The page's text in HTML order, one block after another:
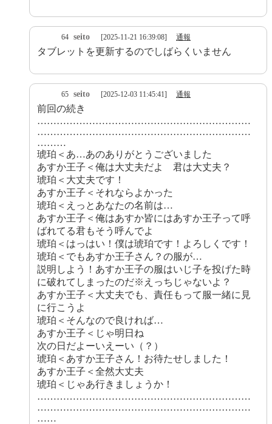
64 seito [2025-11-21 16:39:08] 通報
タブレットを更新するのでしばらくいません
65 seito [2025-12-03 11:45:41] 通報
前回の続き
…………………………………………………………
…………………………………………………………
………
琥珀＜あ…あのありがとうございました
あすか王子＜俺は大丈夫だよ 君は大丈夫？
琥珀＜大丈夫です！
あすか王子＜それならよかった
琥珀＜えっとあなたの名前は…
あすか王子＜俺はあすか皆にはあすか王子って呼
ばれてる君もそう呼んでよ
琥珀＜はっはい！僕は琥珀です！よろしくです！
琥珀＜でもあすか王子さん？の服が…
説明しよう！あすか王子の服はいじ子を投げた時
に破れてしまったのだ※えっちじゃないよ？
あすか王子＜大丈夫でも、責任もって服一緒に見
に行こうよ
琥珀＜そんなので良ければ…
あすか王子＜じゃ明日ね
次の日だよーいえーい（？）
琥珀＜あすか王子さん！お待たせしました！
あすか王子＜全然大丈夫
琥珀＜じゃあ行きましょうか！
…………………………………………………………
…………………………………………………………
……